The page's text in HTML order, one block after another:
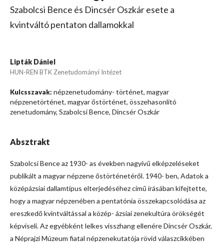
Szabolcsi Bence és Dincsér Oszkár esete a
kvintváltó pentaton dallamokkal
Lipták Dániel
HUN-REN BTK Zenetudományi Intézet
Kulcsszavak: népzenetudomány- történet, magyar
népzenetörténet, magyar őstörténet, összehasonlító
zenetudomány, Szabolcsi Bence, Dincsér Oszkár
Absztrakt
Szabolcsi Bence az 1930- as években nagyívű elképzeléseket
publikált a magyar népzene őstörténetéről. 1940- ben, Adatok a
középázsiai dallamtípus elterjedéséhez című írásában kifejtette,
hogy a magyar népzenében a pentatónia összekapcsolódása az
ereszkedő kvintváltással a közép- ázsiai zenekultúra örökségét
képviseli. Az egyébként lelkes visszhang ellenére Dincsér Oszkár,
a Néprajzi Múzeum fiatal népzenekutatója rövid válaszcikkében